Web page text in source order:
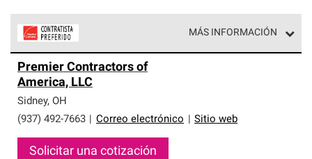
MÁS INFORMACIÓN
parte de una red exclusiva de profesionales de techos
que cumplen con altos estándares y requisitos estrictos
de profesionalismo y confiabilidad.
Premier Contractors of
America, LLC
Sidney, OH
(937) 492-7663
Correo electrónico Sitio web
Solicitar una cotización